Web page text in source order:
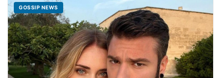
GOSSIP NEWS